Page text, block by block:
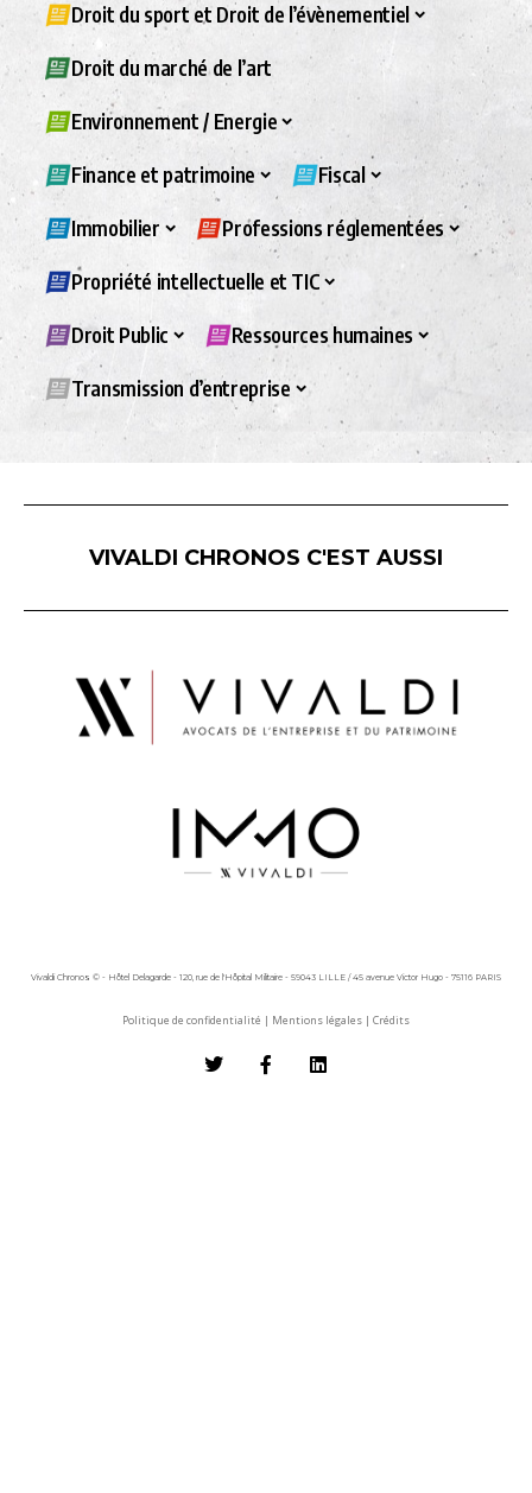
Droit du sport et Droit de l’évènementiel
Droit du marché de l’art
Environnement / Energie
Finance et patrimoine Fiscal
Immobilier Professions réglementées
Propriété intellectuelle et TIC
Droit Public Ressources humaines
Transmission d’entreprise
VIVALDI CHRONOS C'EST AUSSI
Vivaldi Chronos © - Hôtel Delagarde - 120, rue de l'Hôpital Militaire - 59043 LILLE / 45 avenue Victor Hugo - 75116 PARIS
Politique de confidentialité | Mentions légales | Crédits